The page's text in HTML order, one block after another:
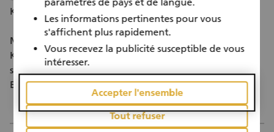
Kursumteilungen oder auch Personalwechsel.
Mentorinnen und Mentoren erfahren durch die
Kontakte zu den geflüchteten Jugendlichen
spannende Einblicke in andere Kulturen, machen tolle
Erfahrungen und haben schöne Erlebnisse.
Les informations pertinentes pour vous
s'affichent plus rapidement.
Vous recevez la publicité susceptible de vous
intéresser.
Accepter l'ensemble
Tout refuser